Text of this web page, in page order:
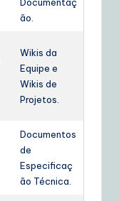
ão.
Wikis da
Equipe e
Wikis de
Projetos.
Documentos
de
Especificaç
ão Técnica.